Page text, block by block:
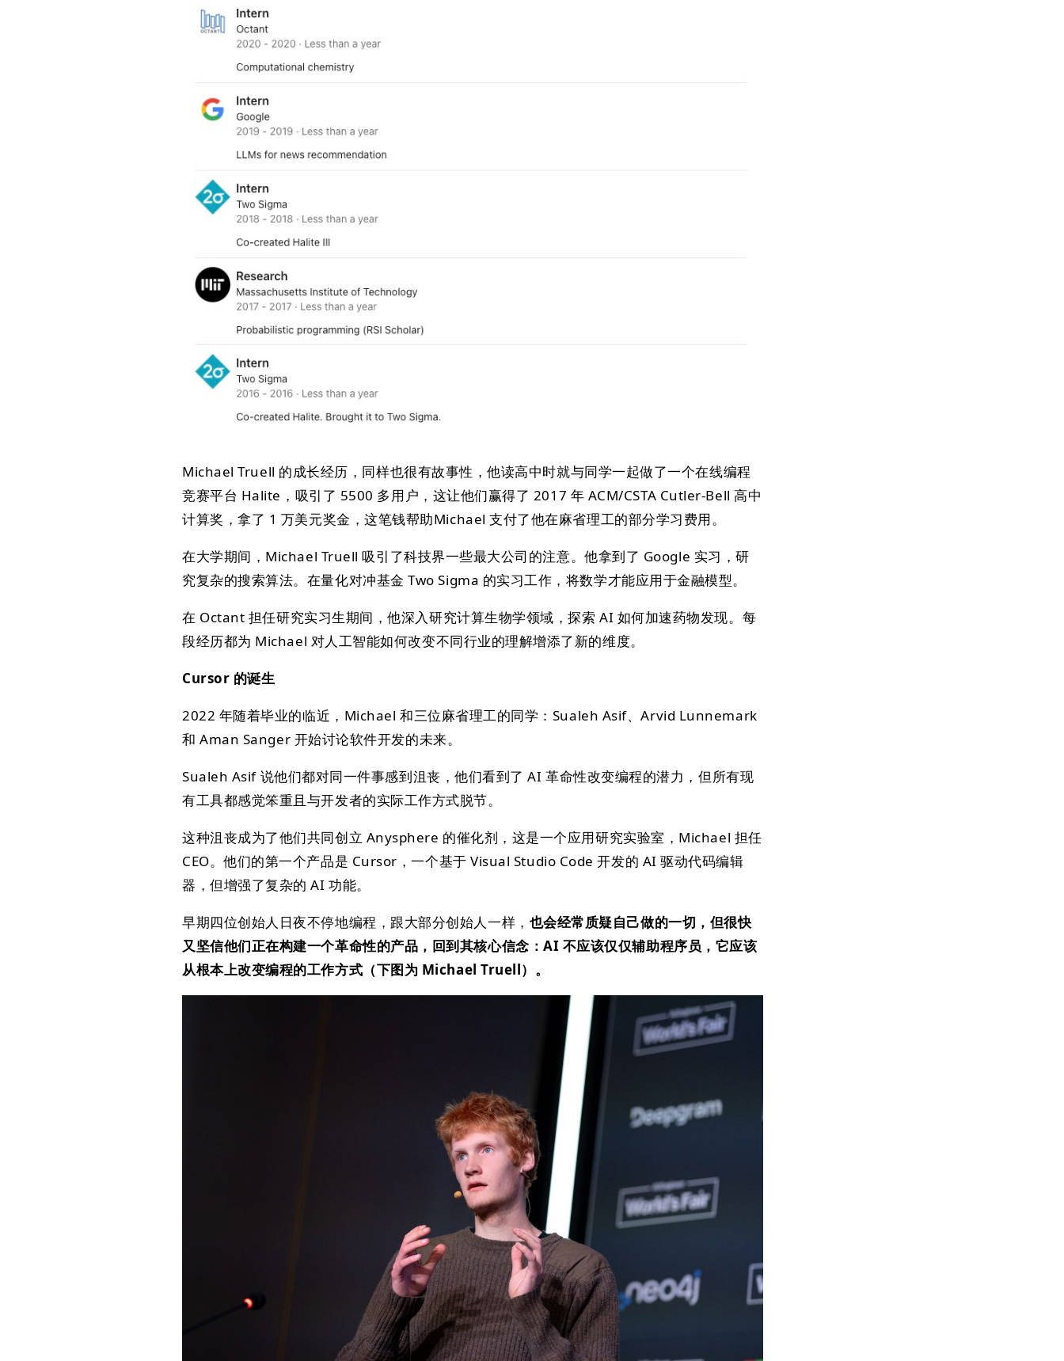
Michael Truell 的成长经历，同样也很有故事性，他读高中时就与同学一起做了一个在线编程
竞赛平台 Halite，吸引了 5500 多用户，这让他们赢得了 2017 年 ACM/CSTA Cutler-Bell 高中
计算奖，拿了 1 万美元奖金，这笔钱帮助Michael 支付了他在麻省理工的部分学习费用。
在大学期间，Michael Truell 吸引了科技界一些最大公司的注意。他拿到了 Google 实习，研
究复杂的搜索算法。在量化对冲基金 Two Sigma 的实习工作，将数学才能应用于金融模型。
在 Octant 担任研究实习生期间，他深入研究计算生物学领域，探索 AI 如何加速药物发现。每
段经历都为 Michael 对人工智能如何改变不同行业的理解增添了新的维度。
Cursor 的诞生
2022 年随着毕业的临近，Michael 和三位麻省理工的同学：Sualeh Asif、Arvid Lunnemark
和 Aman Sanger 开始讨论软件开发的未来。
Sualeh Asif 说他们都对同一件事感到沮丧，他们看到了 AI 革命性改变编程的潜力，但所有现
有工具都感觉笨重且与开发者的实际工作方式脱节。
这种沮丧成为了他们共同创立 Anysphere 的催化剂，这是一个应用研究实验室，Michael 担任
CEO。他们的第一个产品是 Cursor，一个基于 Visual Studio Code 开发的 AI 驱动代码编辑
器，但增强了复杂的 AI 功能。
早期四位创始人日夜不停地编程，跟大部分创始人一样， 也会经常质疑自己做的一切，但很快
又坚信他们正在构建一个革命性的产品，回到其核心信念：AI 不应该仅仅辅助程序员，它应该
从根本上改变编程的工作方式（下图为 Michael Truell）。